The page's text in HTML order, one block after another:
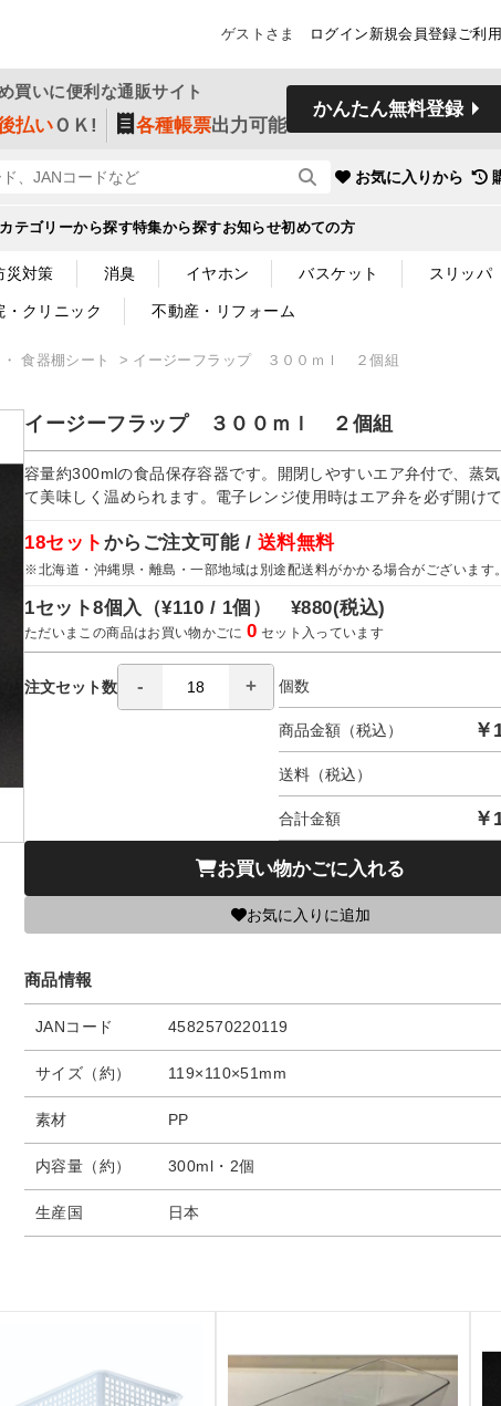
ゲストさま ログイン 新規会員登録ご利
買いに便利な通販サイト
払いＯＫ! 各種帳票出力可能
かんたん無料登録
お気に入りから
カテゴリーから探す特集から探すお知らせ初めての方
災対策 消臭 イヤホン バスケット スリッパ
・クリニック 不動産・リフォーム
食器棚シート イージーフラップ ３００ｍｌ ２個組
イージーフラップ ３００ｍｌ ２個組
容量約300mlの食品保存容器です。開閉しやすいエア弁付で、蒸
て美味しく温められます。電子レンジ使用時はエア弁を必ず開けて
18セット からご注文可能 / 送料無料
※北海道・沖縄県・離島・一部地域は別途配送料がかかる場合がございます。
1セット8個入（¥110 / 1個） ¥880(税込)
ただいまこの商品はお買い物かごに0 セット入っています
注文セット数 個数
商品金額（税込） ￥
送料（税込）
合計金額 ￥
お買い物かごに入れる
お気に入りに追加
商品情報
JANコード 4582570220119
サイズ（約） 119×110×51mm
素材 PP
内容量（約） 300ml・2個
生産国 日本